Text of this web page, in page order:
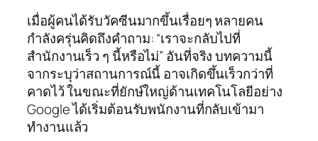
เมื่อผู้คนได้รับวัคซีนมากขึ้นเรื่อยๆ หลายคน
กำลังครุ่นคิดถึงคำถาม: “เราจะกลับไปที่
สำนักงานเร็ว ๆ นี้หรือไม่” อันที่จริง บทความนี้
จากระบุว่าสถานการณ์นี้ อาจเกิดขึ้นเร็วกว่าที่
คาดไว้ ในขณะที่ยักษ์ใหญ่ด้านเทคโนโลยีอย่าง
Google ได้เริ่มต้อนรับพนักงานที่กลับเข้ามา
ทำงานแล้ว